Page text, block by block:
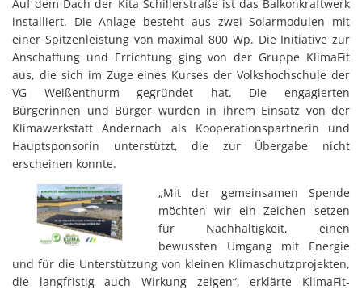
Auf dem Dach der Kita Schillerstraße ist das Balkonkraftwerk
installiert. Die Anlage besteht aus zwei Solarmodulen mit
einer Spitzenleistung von maximal 800 Wp. Die Initiative zur
Anschaffung und Errichtung ging von der Gruppe KlimaFit
aus, die sich im Zuge eines Kurses der Volkshochschule der
VG Weißenthurm gegründet hat. Die engagierten
Bürgerinnen und Bürger wurden in ihrem Einsatz von der
Klimawerkstatt Andernach als Kooperationspartnerin und
Hauptsponsorin unterstützt, die zur Übergabe nicht
erscheinen konnte.
„Mit der gemeinsamen Spende
möchten wir ein Zeichen setzen
für Nachhaltigkeit, einen
bewussten Umgang mit Energie
und für die Unterstützung von kleinen Klimaschutzprojekten,
die langfristig auch Wirkung zeigen“, erklärte KlimaFit-